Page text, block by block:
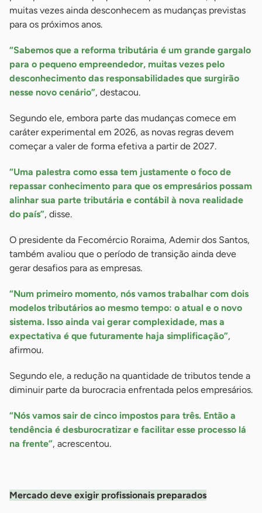
muitas vezes ainda desconhecem as mudanças previstas
para os próximos anos.
“Sabemos que a reforma tributária é um grande gargalo
para o pequeno empreendedor, muitas vezes pelo
desconhecimento das responsabilidades que surgirão
nesse novo cenário”, destacou.
Segundo ele, embora parte das mudanças comece em
caráter experimental em 2026, as novas regras devem
começar a valer de forma efetiva a partir de 2027.
“Uma palestra como essa tem justamente o foco de
repassar conhecimento para que os empresários possam
alinhar sua parte tributária e contábil à nova realidade
do país”, disse.
O presidente da Fecomércio Roraima, Ademir dos Santos,
também avaliou que o período de transição ainda deve
gerar desafios para as empresas.
“Num primeiro momento, nós vamos trabalhar com dois
modelos tributários ao mesmo tempo: o atual e o novo
sistema. Isso ainda vai gerar complexidade, mas a
expectativa é que futuramente haja simplificação”,
afirmou.
Segundo ele, a redução na quantidade de tributos tende a
diminuir parte da burocracia enfrentada pelos empresários.
“Nós vamos sair de cinco impostos para três. Então a
tendência é desburocratizar e facilitar esse processo lá
na frente”, acrescentou.
Mercado deve exigir profissionais preparados